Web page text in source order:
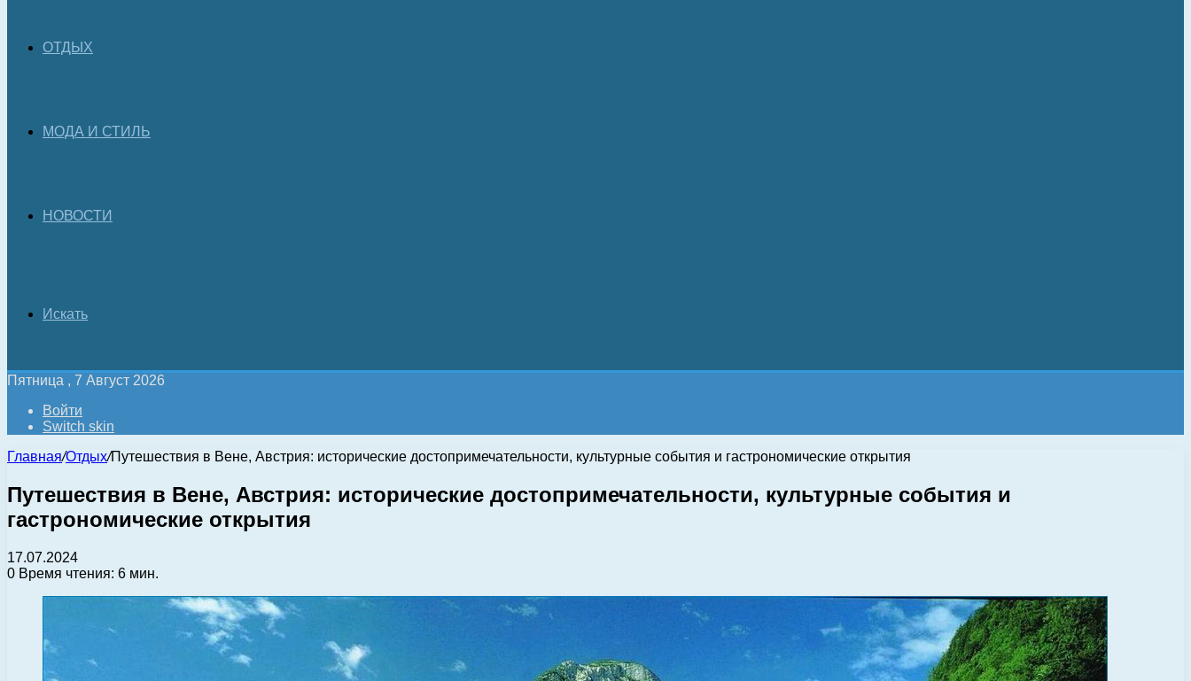
ОТДЫХ
МОДА И СТИЛЬ
НОВОСТИ
Искать
Пятница , 7 Август 2026
Войти
Switch skin
Главная/Отдых/Путешествия в Вене, Австрия: исторические достопримечательности, культурные события и гастрономические открытия
Путешествия в Вене, Австрия: исторические достопримечательности, культурные события и
гастрономические открытия
17.07.2024
0 Время чтения: 6 мин.